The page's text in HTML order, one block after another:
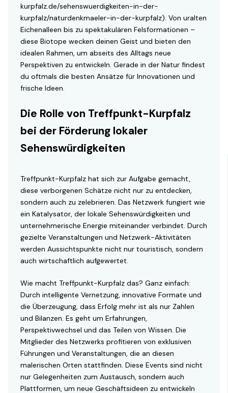
kurpfalz.de/sehenswuerdigkeiten-in-der-
kurpfalz/naturdenkmaeler-in-der-kurpfalz). Von uralten
Eichenalleen bis zu spektakulären Felsformationen –
diese Biotope wecken deinen Geist und bieten den
idealen Rahmen, um abseits des Alltags neue
Perspektiven zu entwickeln. Gerade in der Natur findest
du oftmals die besten Ansätze für Innovationen und
frische Ideen.
Die Rolle von Treffpunkt-Kurpfalz
bei der Förderung lokaler
Sehenswürdigkeiten
Treffpunkt-Kurpfalz hat sich zur Aufgabe gemacht,
diese verborgenen Schätze nicht nur zu entdecken,
sondern auch zu zelebrieren. Das Netzwerk fungiert wie
ein Katalysator, der lokale Sehenswürdigkeiten und
unternehmerische Energie miteinander verbindet. Durch
gezielte Veranstaltungen und Netzwerk-Aktivitäten
werden Aussichtspunkte nicht nur touristisch, sondern
auch wirtschaftlich aufgewertet.
Wie macht Treffpunkt-Kurpfalz das? Ganz einfach:
Durch intelligente Vernetzung, innovative Formate und
die Überzeugung, dass Erfolg mehr ist als nur Zahlen
und Bilanzen. Es geht um Erfahrungen,
Perspektivwechsel und das Teilen von Wissen. Die
Mitglieder des Netzwerks profitieren von exklusiven
Führungen und Veranstaltungen, die an diesen
malerischen Orten stattfinden. Diese Events sind nicht
nur Gelegenheiten zum Austausch, sondern auch
Plattformen, um neue Geschäftsideen zu entwickeln